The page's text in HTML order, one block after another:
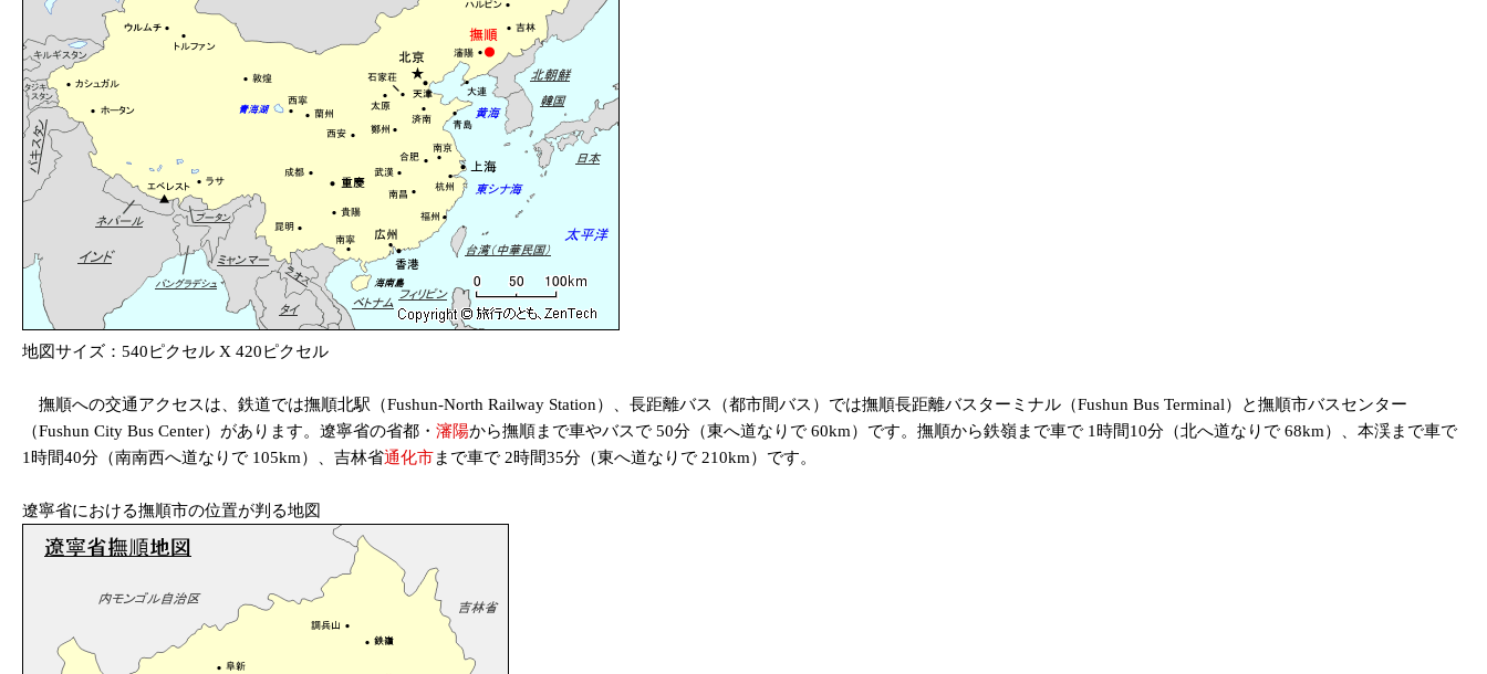
地図サイズ：540ピクセル X 420ピクセル
撫順への交通アクセスは、鉄道では撫順北駅（Fushun-North Railway Station）、長距離バス（都市間バス）では撫順長距離バスターミナル（Fushun Bus Terminal）と撫順市バスセンター
（Fushun City Bus Center）があります。遼寧省の省都・ 瀋陽から撫順まで車やバスで 50分（東へ道なりで 60km）です。撫順から鉄嶺まで車で 1時間10分（北へ道なりで 68km）、本渓まで車で
1時間40分（南南西へ道なりで 105km）、吉林省通化市まで車で 2時間35分（東へ道なりで 210km）です。
遼寧省における撫順市の位置が判る地図